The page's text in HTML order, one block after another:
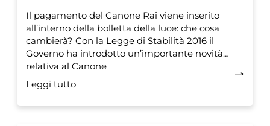
Il pagamento del Canone Rai viene inserito
all’interno della bolletta della luce: che cosa
cambierà? Con la Legge di Stabilità 2016 il
Governo ha introdotto un’importante novità
relativa al Canone
Leggi tutto